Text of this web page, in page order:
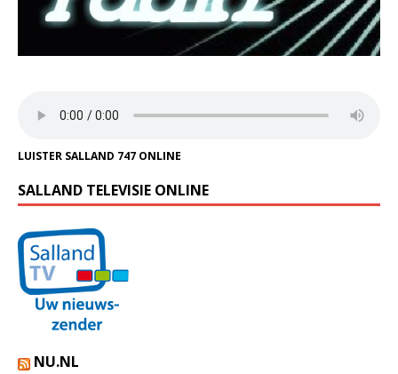
LUISTER SALLAND 747 ONLINE
SALLAND TELEVISIE ONLINE
NU.NL